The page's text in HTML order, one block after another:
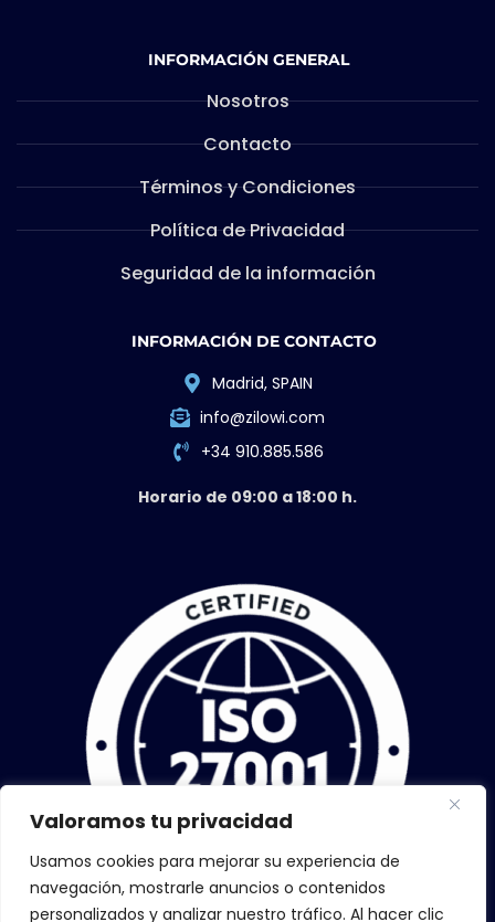
Valoramos tu privacidad
Usamos cookies para mejorar su experiencia de
navegación, mostrarle anuncios o contenidos
personalizados y analizar nuestro tráfico. Al hacer clic
INFORMACIÓN GENERAL
Nosotros
Contacto
Términos y Condiciones
Política de Privacidad
Seguridad de la información
INFORMACIÓN DE CONTACTO
Madrid, SPAIN
info@zilowi.com
+34 910.885.586
Horario de 09:00 a 18:00 h.